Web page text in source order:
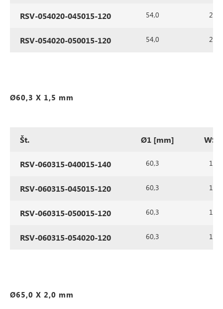
RSV-054020-045015-120 54,0 2,0
RSV-054020-050015-120 54,0 2,0
Ø60,3 X 1,5 mm
Št. Ø1 [mm]
RSV-060315-040015-140 60,3 1,5
RSV-060315-045015-120 60,3 1,5
RSV-060315-050015-120 60,3 1,5
RSV-060315-054020-120 60,3 1,5
Ø65,0 X 2,0 mm